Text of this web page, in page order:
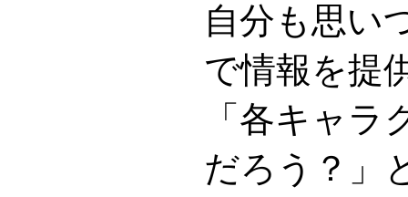
自分も思い
で情報を提
「各キャ
だろう？」